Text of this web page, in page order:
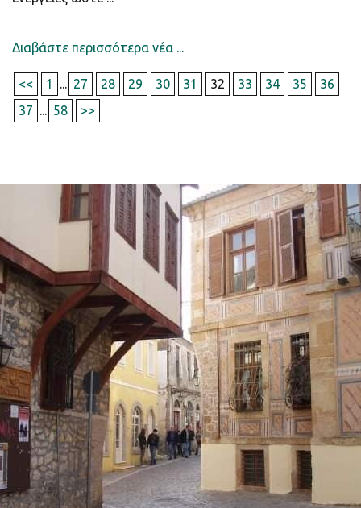
Διαβάστε περισσότερα νέα ...
<< 1 ... 27 28 29 30 31 32 33 34 35
36
37 ... 58 >>